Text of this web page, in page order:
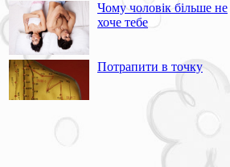
Чому чоловік більше не
хоче тебе
Потрапити в точку